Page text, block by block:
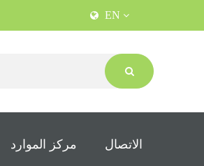
EN
مركز الموارد الاتصال